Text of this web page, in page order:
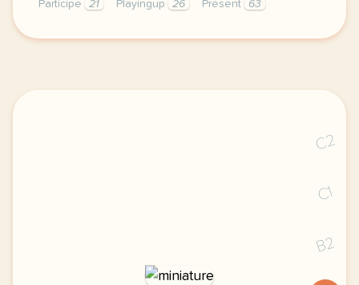
Participe
21 Playingup 26 Présent 63
image pixabay comvoici deux fiches de l
C2
C1
B2